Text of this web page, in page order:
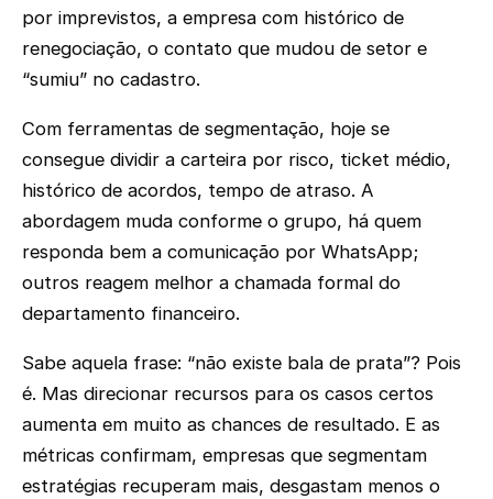
por imprevistos, a empresa com histórico de
renegociação, o contato que mudou de setor e
“sumiu” no cadastro.
Com ferramentas de segmentação, hoje se
consegue dividir a carteira por risco, ticket médio,
histórico de acordos, tempo de atraso. A
abordagem muda conforme o grupo, há quem
responda bem a comunicação por WhatsApp;
outros reagem melhor a chamada formal do
departamento financeiro.
Sabe aquela frase: “não existe bala de prata”? Pois
é. Mas direcionar recursos para os casos certos
aumenta em muito as chances de resultado. E as
métricas confirmam, empresas que segmentam
estratégias recuperam mais, desgastam menos o